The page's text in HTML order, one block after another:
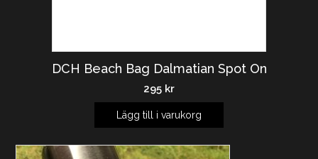
DCH Beach Bag Dalmatian Spot On
295 kr
Lägg till i varukorg